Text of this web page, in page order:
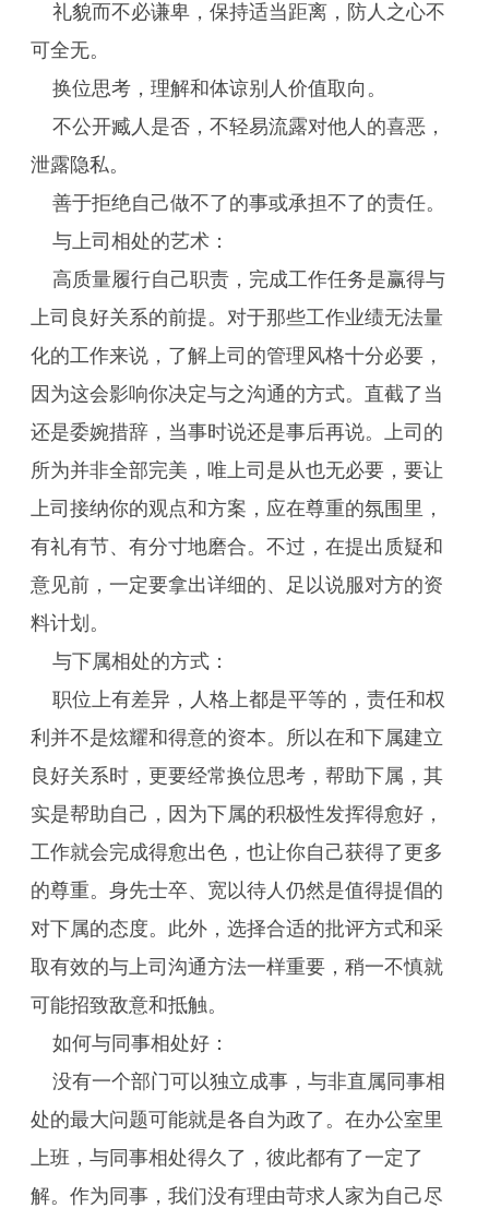
礼貌而不必谦卑，保持适当距离，防人之心不
可全无。
换位思考，理解和体谅别人价值取向。
不公开臧人是否，不轻易流露对他人的喜恶，
泄露隐私。
善于拒绝自己做不了的事或承担不了的责任。
与上司相处的艺术：
高质量履行自己职责，完成工作任务是赢得与
上司良好关系的前提。对于那些工作业绩无法量
化的工作来说，了解上司的管理风格十分必要，
因为这会影响你决定与之沟通的方式。直截了当
还是委婉措辞，当事时说还是事后再说。上司的
所为并非全部完美，唯上司是从也无必要，要让
上司接纳你的观点和方案，应在尊重的氛围里，
有礼有节、有分寸地磨合。不过，在提出质疑和
意见前，一定要拿出详细的、足以说服对方的资
料计划。
与下属相处的方式：
职位上有差异，人格上都是平等的，责任和权
利并不是炫耀和得意的资本。所以在和下属建立
良好关系时，更要经常换位思考，帮助下属，其
实是帮助自己，因为下属的积极性发挥得愈好，
工作就会完成得愈出色，也让你自己获得了更多
的尊重。身先士卒、宽以待人仍然是值得提倡的
对下属的态度。此外，选择合适的批评方式和采
取有效的与上司沟通方法一样重要，稍一不慎就
可能招致敌意和抵触。
如何与同事相处好：
没有一个部门可以独立成事，与非直属同事相
处的最大问题可能就是各自为政了。在办公室里
上班，与同事相处得久了，彼此都有了一定了
解。作为同事，我们没有理由苛求人家为自己尽